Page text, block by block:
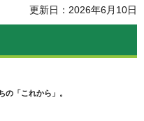
更新日：2026年6月10日
の「これから」。